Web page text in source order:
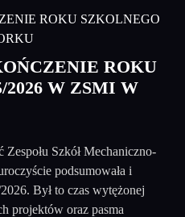
ROKU
2026 W ZSMI W
Szkół Mechaniczno-
podsumowała i
Był to czas wytężonej
projektów oraz pasma